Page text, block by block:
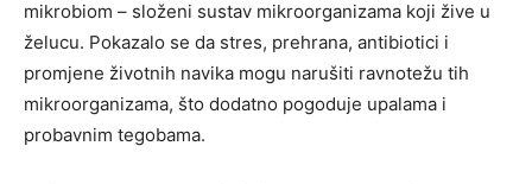
mikrobiom – složeni sustav mikroorganizama koji žive u
želucu. Pokazalo se da stres, prehrana, antibiotici i
promjene životnih navika mogu narušiti ravnotežu tih
mikroorganizama, što dodatno pogoduje upalama i
probavnim tegobama.